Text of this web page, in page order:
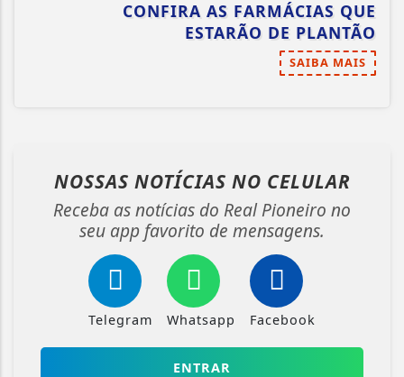
CONFIRA AS FARMÁCIAS QUE
ESTARÃO DE PLANTÃO
SAIBA MAIS
NOSSAS NOTÍCIAS NO CELULAR
Receba as notícias do Real Pioneiro no
seu app favorito de mensagens.
Telegram Whatsapp Facebook
ENTRAR